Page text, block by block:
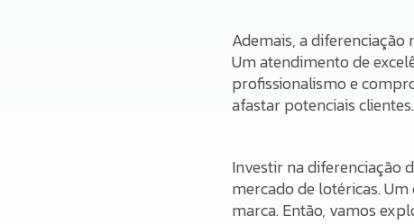
Ademais, a
Um atendimento de
profissionalismo e
afastar potenciais clientes.
Investir na diferenciação
mercado de lotéricas.
marca. Então, vamos